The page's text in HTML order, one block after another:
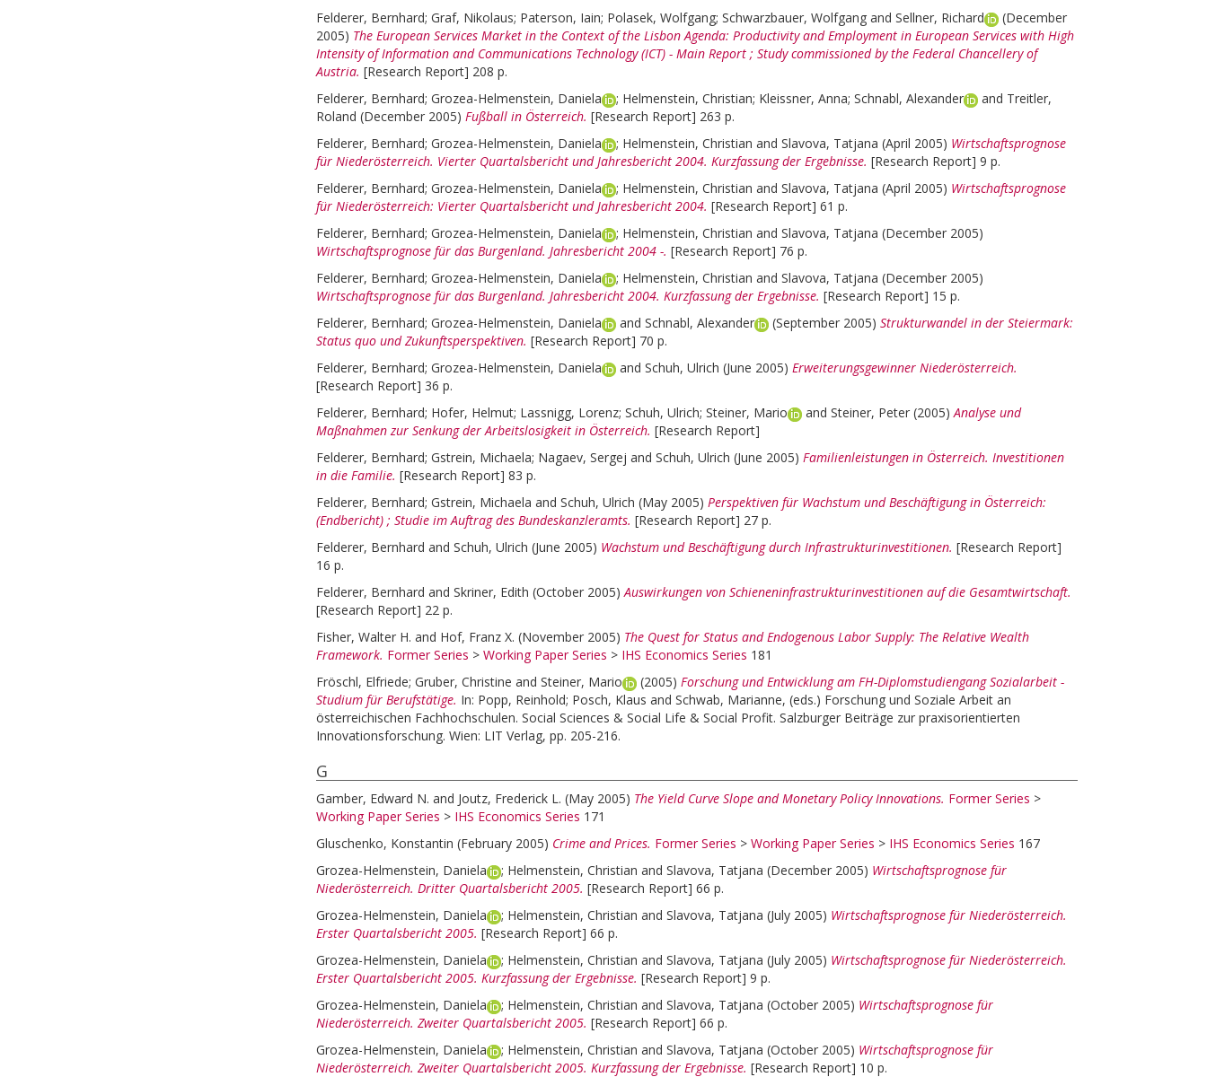
Felderer, Bernhard; Graf, Nikolaus; Paterson, Iain; Polasek, Wolfgang; Schwarzbauer, Wolfgang and Sellner, Richard
(December
2005) The European Services Market in the Context of the Lisbon Agenda: Productivity and Employment in European Services with High
Intensity of Information and Communications Technology (ICT) - Main Report ; Study commissioned by the Federal Chancellery of
Austria. [Research Report] 208 p.
Felderer, Bernhard; Grozea-Helmenstein, Daniela ; Helmenstein, Christian; Kleissner, Anna; Schnabl, Alexander and Treitler,
Roland (December 2005) Fußball in Österreich. [Research Report] 263 p.
Felderer, Bernhard; Grozea-Helmenstein, Daniela ; Helmenstein, Christian and Slavova, Tatjana (April 2005) Wirtschaftsprognose
für Niederösterreich. Vierter Quartalsbericht und Jahresbericht 2004. Kurzfassung der Ergebnisse. [Research Report] 9 p.
Felderer, Bernhard; Grozea-Helmenstein, Daniela ; Helmenstein, Christian and Slavova, Tatjana (April 2005) Wirtschaftsprognose
für Niederösterreich: Vierter Quartalsbericht und Jahresbericht 2004. [Research Report] 61 p.
Felderer, Bernhard; Grozea-Helmenstein, Daniela ; Helmenstein, Christian and Slavova, Tatjana (December 2005)
Wirtschaftsprognose für das Burgenland. Jahresbericht 2004 -. [Research Report] 76 p.
Felderer, Bernhard; Grozea-Helmenstein, Daniela ; Helmenstein, Christian and Slavova, Tatjana (December 2005)
Wirtschaftsprognose für das Burgenland. Jahresbericht 2004. Kurzfassung der Ergebnisse. [Research Report] 15 p.
Felderer, Bernhard; Grozea-Helmenstein, Daniela and Schnabl, Alexander (September 2005) Strukturwandel in der Steiermark:
Status quo und Zukunftsperspektiven. [Research Report] 70 p.
Felderer, Bernhard; Grozea-Helmenstein, Daniela and Schuh, Ulrich (June 2005) Erweiterungsgewinner Niederösterreich.
[Research Report] 36 p.
Felderer, Bernhard; Hofer, Helmut; Lassnigg, Lorenz; Schuh, Ulrich; Steiner, Mario and Steiner, Peter (2005)Analyse und
Maßnahmen zur Senkung der Arbeitslosigkeit in Österreich. [Research Report]
Felderer, Bernhard; Gstrein, Michaela; Nagaev, Sergej and Schuh, Ulrich (June 2005) Familienleistungen in Österreich. Investitionen
in die Familie. [Research Report] 83 p.
Felderer, Bernhard; Gstrein, Michaela and Schuh, Ulrich (May 2005) Perspektiven für Wachstum und Beschäftigung in Österreich:
(Endbericht) ; Studie im Auftrag des Bundeskanzleramts. [Research Report] 27 p.
Felderer, Bernhard and Schuh, Ulrich (June 2005) Wachstum und Beschäftigung durch Infrastrukturinvestitionen. [Research Report]
16 p.
Felderer, Bernhard and Skriner, Edith (October 2005)Auswirkungen von Schieneninfrastrukturinvestitionen auf die Gesamtwirtschaft.
[Research Report] 22 p.
Fisher, Walter H. and Hof, Franz X. (November 2005) The Quest for Status and Endogenous Labor Supply: The Relative Wealth
Framework. Former Series > Working Paper Series > IHS Economics Series 181
Fröschl, Elfriede; Gruber, Christine and Steiner, Mario (2005) Forschung und Entwicklung am FH-Diplomstudiengang Sozialarbeit -
Studium für Berufstätige. In: Popp, Reinhold; Posch, Klaus and Schwab, Marianne, (eds.) Forschung und Soziale Arbeit an
österreichischen Fachhochschulen. Social Sciences & Social Life & Social Profit. Salzburger Beiträge zur praxisorientierten
Innovationsforschung. Wien: LIT Verlag, pp. 205-216.
G
Gamber, Edward N. and Joutz, Frederick L. (May 2005) The Yield Curve Slope and Monetary Policy Innovations. Former Series >
Working Paper Series > IHS Economics Series 171
Gluschenko, Konstantin (February 2005) Crime and Prices. Former Series > Working Paper Series > IHS Economics Series 167
Grozea-Helmenstein, Daniela
; Helmenstein, Christian and Slavova, Tatjana (December 2005) Wirtschaftsprognose für
Niederösterreich. Dritter Quartalsbericht 2005. [Research Report] 66 p.
Grozea-Helmenstein, Daniela
; Helmenstein, Christian and Slavova, Tatjana (July 2005) Wirtschaftsprognose für Niederösterreich.
Erster Quartalsbericht 2005. [Research Report] 66 p.
Grozea-Helmenstein, Daniela
; Helmenstein, Christian and Slavova, Tatjana (July 2005) Wirtschaftsprognose für Niederösterreich.
Erster Quartalsbericht 2005. Kurzfassung der Ergebnisse. [Research Report] 9 p.
Grozea-Helmenstein, Daniela
; Helmenstein, Christian and Slavova, Tatjana (October 2005) Wirtschaftsprognose für
Niederösterreich. Zweiter Quartalsbericht 2005. [Research Report] 66 p.
Grozea-Helmenstein, Daniela
; Helmenstein, Christian and Slavova, Tatjana (October 2005) Wirtschaftsprognose für
Niederösterreich. Zweiter Quartalsbericht 2005. Kurzfassung der Ergebnisse. [Research Report] 10 p.